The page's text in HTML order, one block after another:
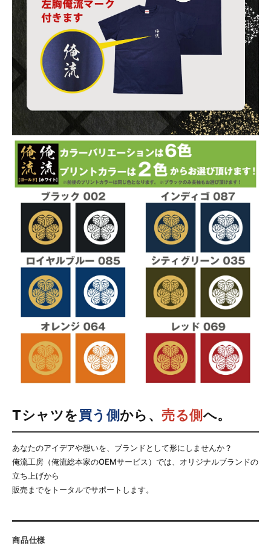
Tシャツを買う側から、売る側へ。
あなたのアイデアや想いを、ブランドとして形にしませんか？
俺流工房（俺流総本家のOEMサービス）では、オリジナルブランドの
立ち上げから
販売までをトータルでサポートします。
商品仕様